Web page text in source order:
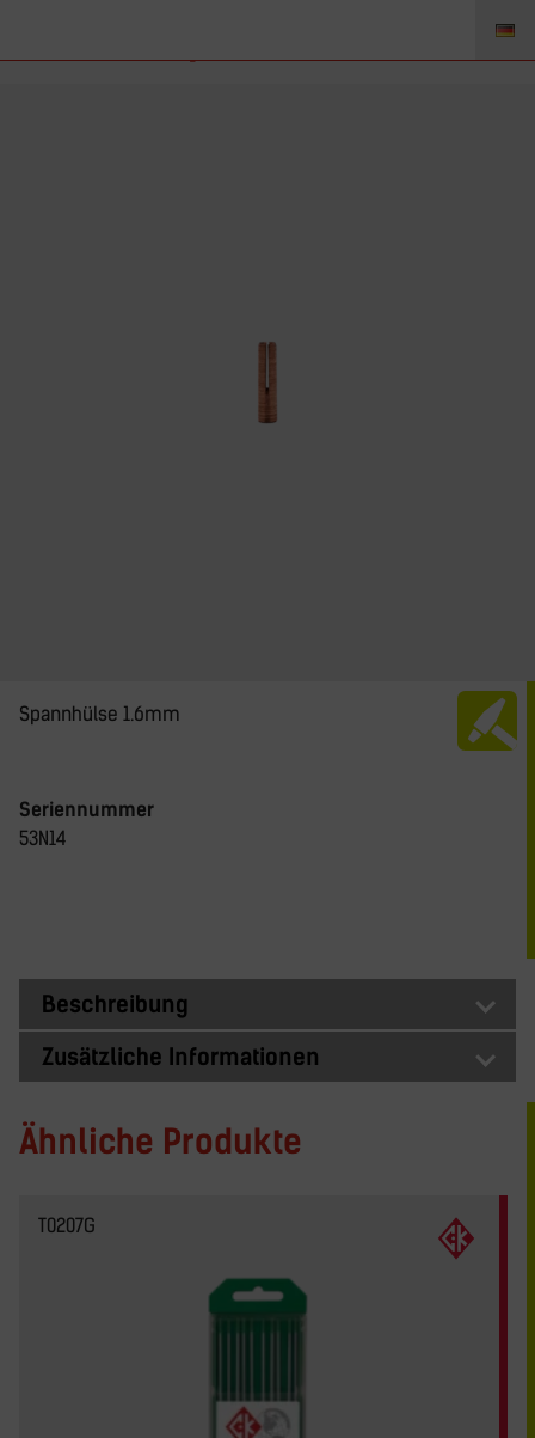
53N14 – Spannhülse 1.6mm
Spannhülse 1.6mm
Seriennummer
53N14
Beschreibung
Zusätzliche Informationen
Ähnliche Produkte
T0207G